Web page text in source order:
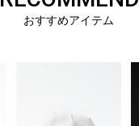
おすすめアイテム